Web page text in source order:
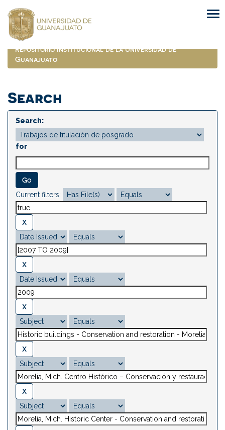
navigation
Repositorio Institucional de la Universidad de
Guanajuato
Search
Search:
for
Current filters: